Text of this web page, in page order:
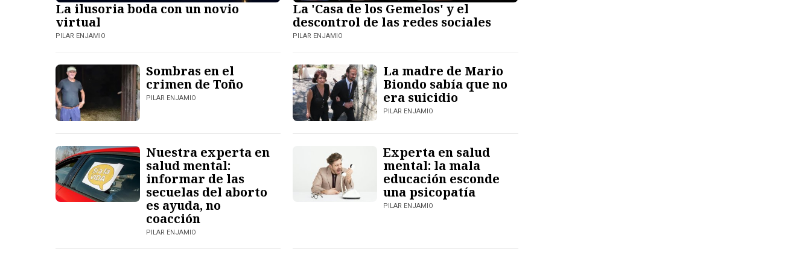
La ilusoria boda con un novio
virtual
PILAR ENJAMIO
La 'Casa de los Gemelos' y el
descontrol de las redes sociales
PILAR ENJAMIO
Sombras en el
crimen de Toño
PILAR ENJAMIO
La madre de Mario
Biondo sabía que no
era suicidio
PILAR ENJAMIO
Nuestra experta en
salud mental:
informar de las
secuelas del aborto
es ayuda, no
coacción
PILAR ENJAMIO
Experta en salud
mental: la mala
educación esconde
una psicopatía
PILAR ENJAMIO